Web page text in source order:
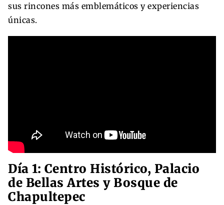
sus rincones más emblemáticos y experiencias
únicas.
Día 1: Centro Histórico, Palacio
de Bellas Artes y Bosque de
Chapultepec